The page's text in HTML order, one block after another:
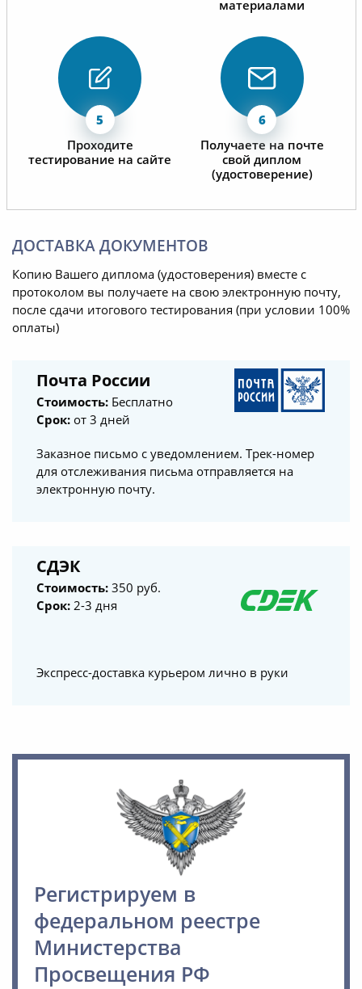
материалами
Проходите
тестирование на сайте
Получаете на почте
свой диплом
(удостоверение)
ДОСТАВКА ДОКУМЕНТОВ
Копию Вашего диплома (удостоверения) вместе с
протоколом вы получаете на свою электронную почту,
после сдачи итогового тестирования (при условии 100%
оплаты)
Почта России
Стоимость: Бесплатно
Срок: от 3 дней
Заказное письмо с уведомлением. Трек-номер
для отслеживания письма отправляется на
электронную почту.
СДЭК
Стоимость: 350 руб.
Срок: 2-3 дня
Экспресс-доставка курьером лично в руки
Регистрируем в
федеральном реестре
Министерства
Просвещения РФ